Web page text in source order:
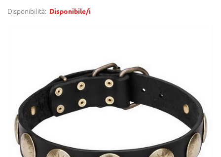
Disponibilità: Disponibile/i